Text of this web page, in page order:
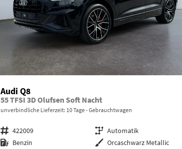
Audi Q8
55 TFSI 3D Olufsen Soft Nacht
unverbindliche Lieferzeit: 10 Tage Gebrauchtwagen
Fahrzeugnr. 422009 Getriebe Automatik
Kraftstoff Benzin Außenfarbe Orcaschwarz Metallic